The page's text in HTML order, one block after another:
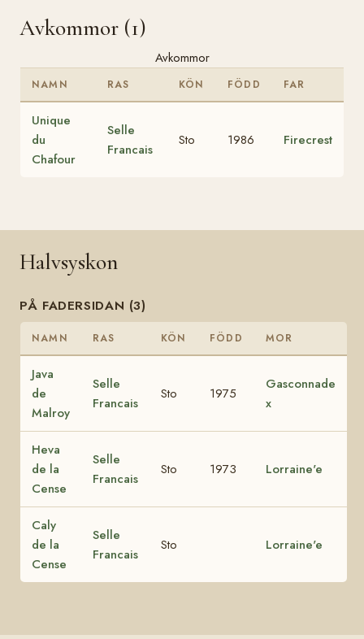
Avkommor (1)
Avkommor
NAMN RAS KÖN FÖDD FAR
Unique
du
Chafour
Selle
Francais
Sto 1986 Firecrest
Halvsyskon
PÅ FADERSIDAN (3)
NAMN RAS KÖN FÖDD MOR
Java
de
Malroy
Selle
Francais
Sto 1975
Gasconnade
x
Heva
de la
Cense
Selle
Francais
Sto 1973 Lorraine'e
Caly
de la
Cense
Selle
Francais
Sto Lorraine'e